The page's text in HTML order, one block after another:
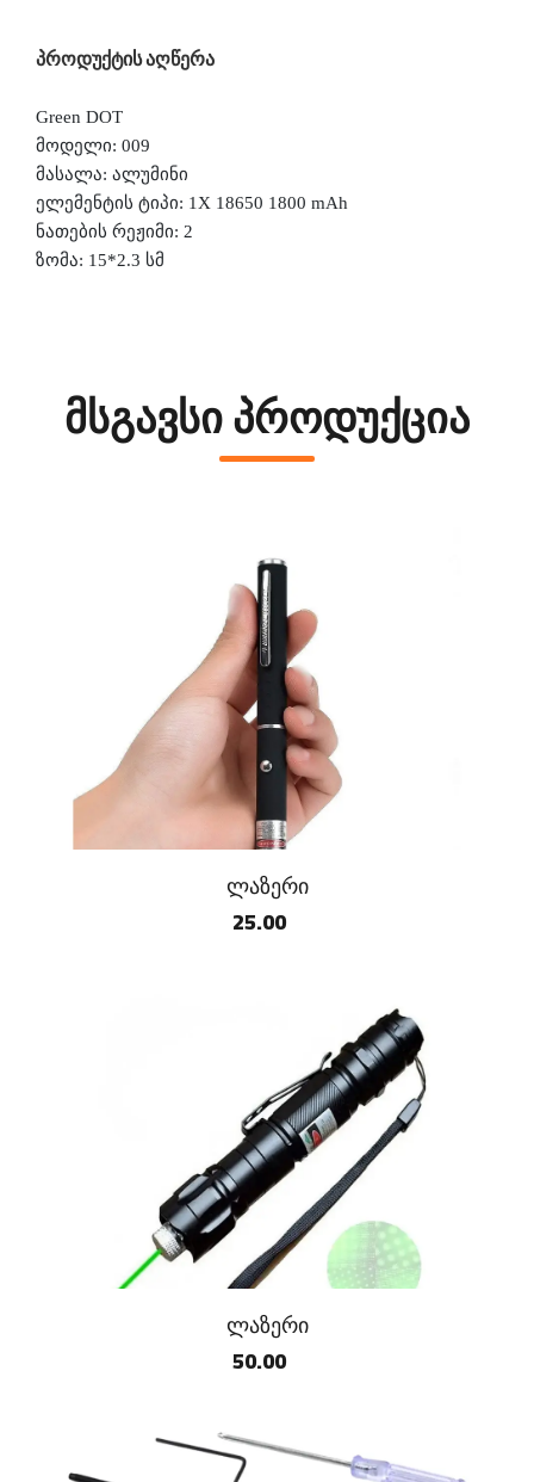
პროდუქტის აღწერა
Green DOT
მოდელი: 009
მასალა: ალუმინი
ელემენტის ტიპი: 1 X 18650 1800 mAh
ნათების რეჟიმი: 2
ზომა: 15*2.3 სმ
მსგავსი პროდუქცია
ლაზერი
25.00
ლაზერი
50.00